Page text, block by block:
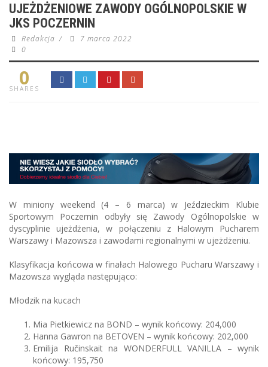
UJEŻDŻENIOWE ZAWODY OGÓLNOPOLSKIE W
JKS POCZERNIN
Redakcja /
7 marca 2022
0
0
SHARES
W miniony weekend (4 – 6 marca) w Jeździeckim Klubie
Sportowym Poczernin odbyły się Zawody Ogólnopolskie w
dyscyplinie ujeżdżenia, w połączeniu z Halowym Pucharem
Warszawy i Mazowsza i zawodami regionalnymi w ujeżdżeniu.
Klasyfikacja końcowa w finałach Halowego Pucharu Warszawy i
Mazowsza wygląda następująco:
Młodzik na kucach
Mia Pietkiewicz na BOND – wynik końcowy: 204,000
Hanna Gawron na BETOVEN – wynik końcowy: 202,000
Emilija Ručinskait na WONDERFULL VANILLA – wynik
końcowy: 195,750